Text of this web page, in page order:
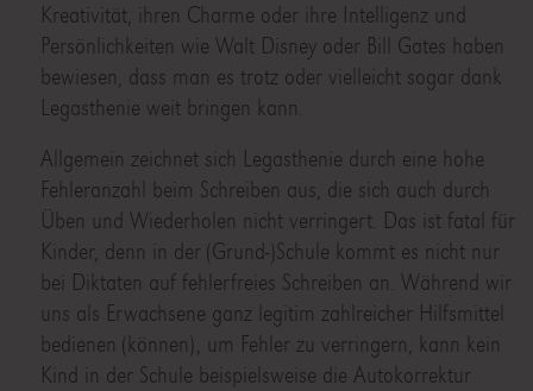
Kreativität, ihren Charme oder ihre Intelligenz und
Persönlichkeiten wie Walt Disney oder Bill Gates haben
bewiesen, dass man es trotz oder vielleicht sogar dank
Legasthenie weit bringen kann.
Allgemein zeichnet sich Legasthenie durch eine hohe
Fehleranzahl beim Schreiben aus, die sich auch durch
Üben und Wiederholen nicht verringert. Das ist fatal für
Kinder, denn in der (Grund-)Schule kommt es nicht nur
bei Diktaten auf fehlerfreies Schreiben an. Während wir
uns als Erwachsene ganz legitim zahlreicher Hilfsmittel
bedienen (können), um Fehler zu verringern, kann kein
Kind in der Schule beispielsweise die Autokorrektur